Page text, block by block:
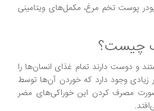
پوست تخم مرغ، مکمل‌های ویتامینی
چیست؟
و دوست دارند تمام غذای انسان‌ها را
زیادی وجود دارد که خوردن آن‌ها توسط
مصرف کردن این خوراکی‌های مضر